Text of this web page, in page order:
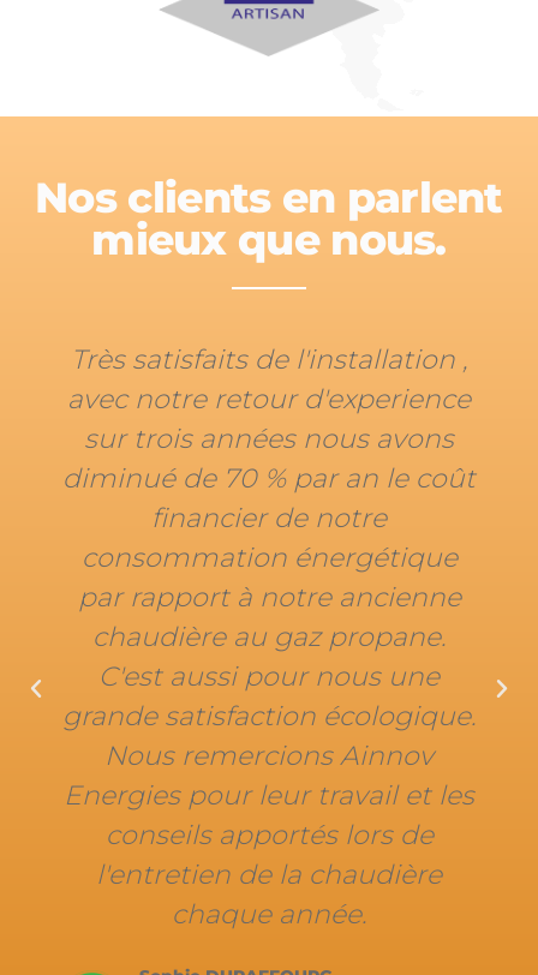
Nos clients en parlent
mieux que nous.
,
avons
an le coût
ancienne
une
et les
Très belle installation
chaudière bois avec
tampon pour
plancher
Jean François
CHAUDIERE BOIS